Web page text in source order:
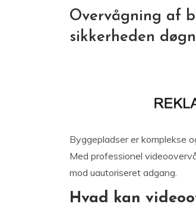
Overvågning af
sikkerheden
Byggepladser er komplekse
Med professionel
mod uautoriseret adgang.
Hvad kan